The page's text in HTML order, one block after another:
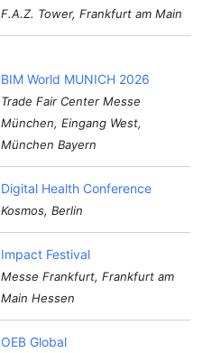
F.A.Z. Tower, Frankfurt am Main
BIM World MUNICH 2026
Trade Fair Center Messe
München, Eingang West,
München Bayern
Digital Health Conference
Kosmos, Berlin
Impact Festival
Messe Frankfurt, Frankfurt am
Main Hessen
OEB Global